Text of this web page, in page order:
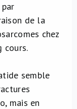
de la
chez
cours.
semble
mais en